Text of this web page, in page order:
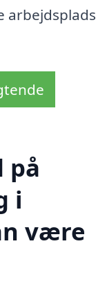
arbejdsplads
på
i
være